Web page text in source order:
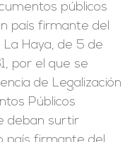
públicos
país firmante del
La Haya, de 5 de
por el que se
de Legalización
Públicos
deban surtir